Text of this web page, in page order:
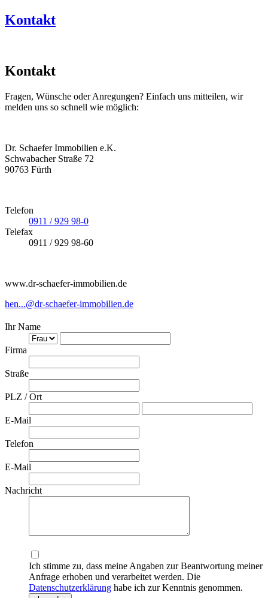
Kontakt
Kontakt
Fragen, Wünsche oder Anregungen? Einfach uns mitteilen, wir
melden uns so schnell wie möglich:
Dr. Schaefer Immobilien e.K.
Schwabacher Straße 72
90763 Fürth
Telefon
0911 / 929 98-0
Telefax
0911 / 929 98-60
www.dr-schaefer-immobilien.de
hen...@dr-schaefer-immobilien.de
Ihr Name
Firma
Straße
PLZ / Ort
E-Mail
Telefon
E-Mail
Nachricht
Ich stimme zu, dass meine Angaben zur Beantwortung meiner
Anfrage erhoben und verarbeitet werden. Die
Datenschutzerklärung habe ich zur Kenntnis genommen.